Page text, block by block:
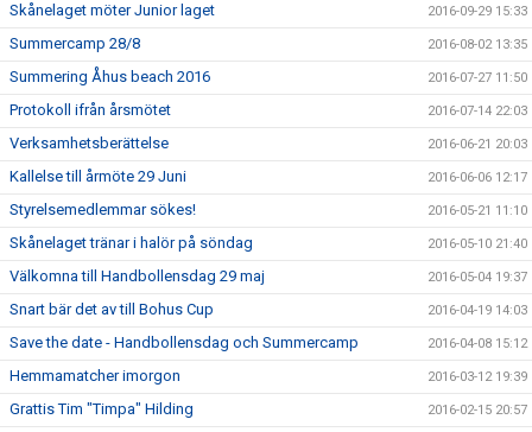
Skånelaget möter Junior laget 2016-09-29 15:33
Summercamp 28/8 2016-08-02 13:35
Summering Åhus beach 2016 2016-07-27 11:50
Protokoll ifrån årsmötet 2016-07-14 22:03
Verksamhetsberättelse 2016-06-21 20:03
Kallelse till årmöte 29 Juni 2016-06-06 12:17
Styrelsemedlemmar sökes! 2016-05-21 11:10
Skånelaget tränar i halör på söndag 2016-05-10 21:40
Välkomna till Handbollensdag 29 maj 2016-05-04 19:37
Snart bär det av till Bohus Cup 2016-04-19 14:03
Save the date - Handbollensdag och Summercamp 2016-04-08 15:12
Hemmamatcher imorgon 2016-03-12 19:39
Grattis Tim "Timpa" Hilding 2016-02-15 20:57